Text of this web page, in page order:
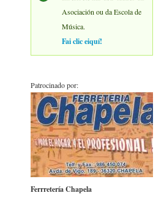
Asociación ou da Escola de
Música.
Fai clic eiquí!
Patrocinado por:
Ferrretería Chapela